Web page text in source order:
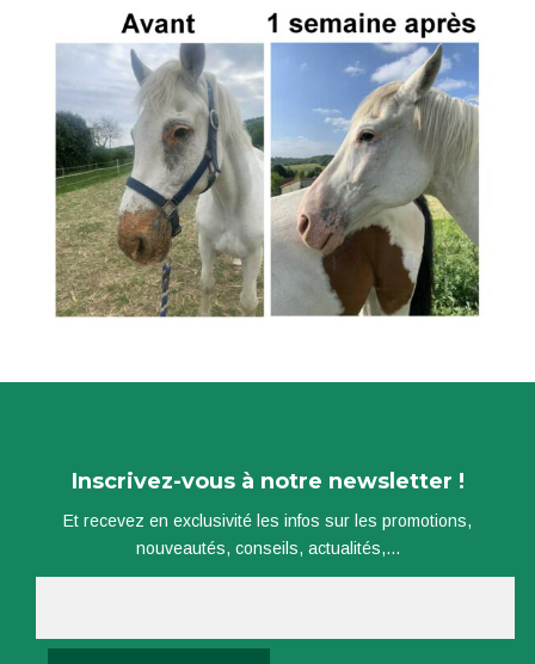
Inscrivez-vous à notre newsletter !
Et recevez en exclusivité les infos sur les promotions,
nouveautés, conseils, actualités,...